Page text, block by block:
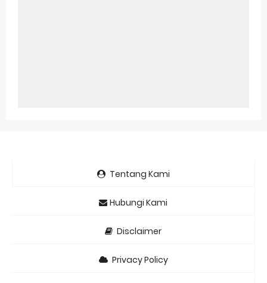
Tentang Kami
Hubungi Kami
Disclaimer
Privacy Policy